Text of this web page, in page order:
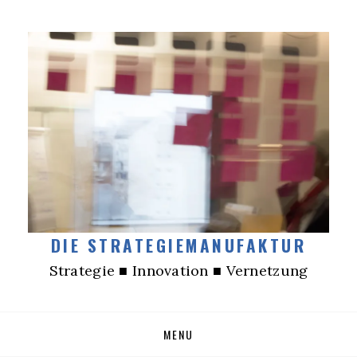
DIE STRATEGIEMANUFAKTUR
Strategie ■ Innovation ■ Vernetzung
MENU